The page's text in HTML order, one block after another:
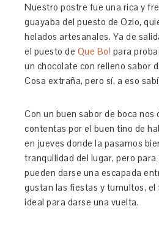
Nuestro postre fue una rica y
guayaba del puesto de Ozio,
helados artesanales. Ya de
el puesto de Que Bo! para
un chocolate con relleno sabor
Cosa extraña, pero sí, a eso
Con un buen sabor de boca nos
contentas por el buen tino de
en jueves donde la pasamos
tranquilidad del lugar, pero para
pueden darse una escapada
gustan las fiestas y tumultos, el
ideal para darse una vuelta.